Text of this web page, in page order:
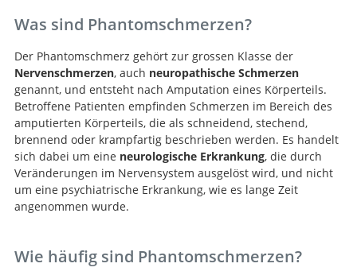
Was sind Phantomschmerzen?
Der Phantomschmerz gehört zur grossen Klasse der
Nervenschmerzen, auch neuropathische Schmerzen
genannt, und entsteht nach Amputation eines Körperteils.
Betroffene Patienten empfinden Schmerzen im Bereich des
amputierten Körperteils, die als schneidend, stechend,
brennend oder krampfartig beschrieben werden. Es handelt
sich dabei um eine neurologische Erkrankung, die durch
Veränderungen im Nervensystem ausgelöst wird, und nicht
um eine psychiatrische Erkrankung, wie es lange Zeit
angenommen wurde.
Wie häufig sind Phantomschmerzen?